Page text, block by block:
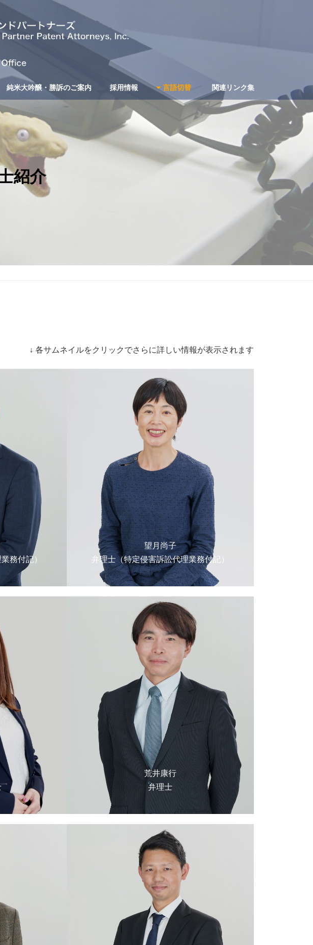
純米大吟醸・勝訴のご案内 採用情報 言語切替 関連リンク集
紹介
↓ 各サムネイルをクリックでさらに詳しい情報が表示されます
務付記）
望月尚子
弁理士（特定侵害訴訟代理業務付記）
荒井康行
弁理士